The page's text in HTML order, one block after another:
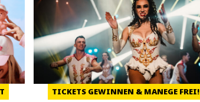
TICKETS GEWINNEN & MANEGE FREI!